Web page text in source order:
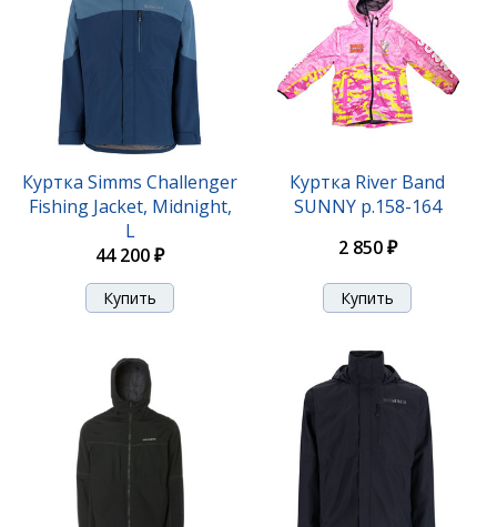
Куртка Simms Challenger
Fishing Jacket, Midnight,
L
44 200 ₽
Куртка River Band
SUNNY р.158-164
2 850 ₽